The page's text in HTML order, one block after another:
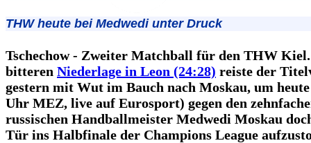
THW heute bei Medwedi unter Druck
Tschechow - Zweiter Matchball für den THW
bitteren Niederlage in Leon (24:28) reiste der
gestern mit Wut im Bauch nach Moskau, um
Uhr MEZ, live auf Eurosport) gegen den
russischen Handballmeister Medwedi Moskau
Tür ins Halbfinale der Champions League